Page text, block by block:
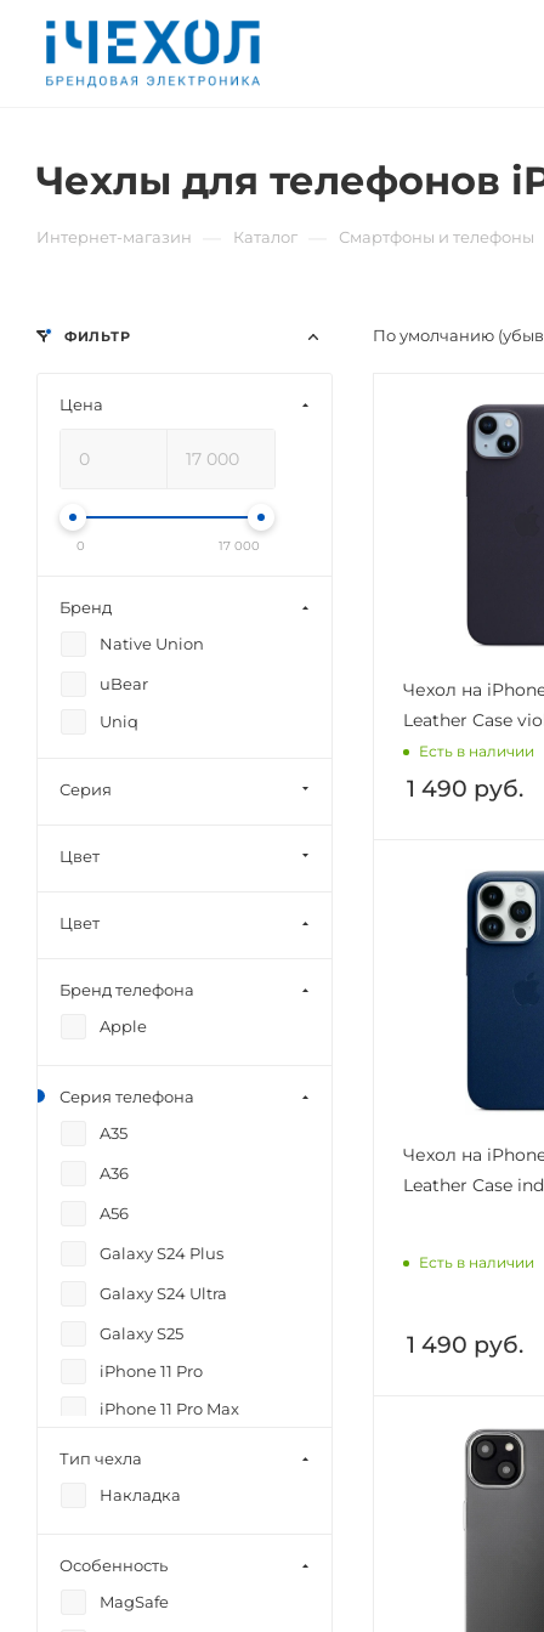
Чехлы для телефонов
Интернет-магазин Каталог Смартфоны и телефоны
По умолчанию
Чехол на
Leather Case
Есть в наличии
1 490 руб.
Чехол на
Leather Case
Есть в наличии
1 490 руб.
ФИЛЬТР
Цена
0 17 000
Бренд
Native Union
uBear
Uniq
Серия
Цвет
Цвет
Бренд телефона
Apple
Серия телефона
A35
A36
A56
Galaxy S24 Plus
Galaxy S24 Ultra
Galaxy S25
iPhone 11 Pro
iPhone 11 Pro Max
iPhone 12 Pro Max
iPhone 13
Тип чехла
Накладка
Особенность
MagSafe